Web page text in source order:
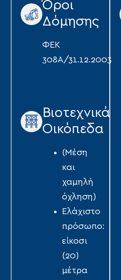
Όροι
Δόμησης
ΦΕΚ
308Α/31.12.2003
Βιοτεχνικά
Οικόπεδα
(Μέση
και
χαµηλή
όχληση)
Ελάχιστο
πρόσωπο:
είκοσι
(20)
µέτρα